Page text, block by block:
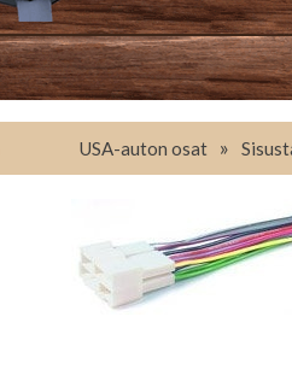
USA-auton osat »